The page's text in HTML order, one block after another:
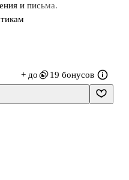
и письма.
+ до 19 бонусов